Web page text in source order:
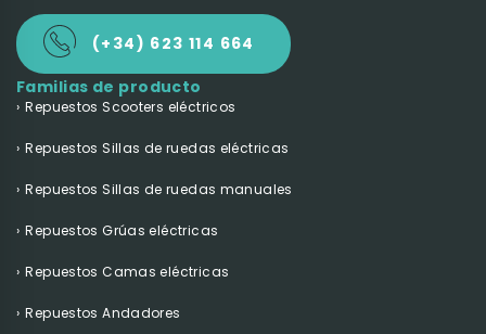
(+34) 623 114 664
Familias de producto
Repuestos Scooters eléctricos
Repuestos Sillas de ruedas eléctricas
Repuestos Sillas de ruedas manuales
Repuestos Grúas eléctricas
Repuestos Camas eléctricas
Repuestos Andadores